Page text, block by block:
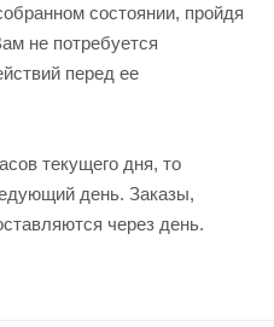
состоянии, пройдя
не потребуется
перед ее
текущего дня, то
день. Заказы,
через день.